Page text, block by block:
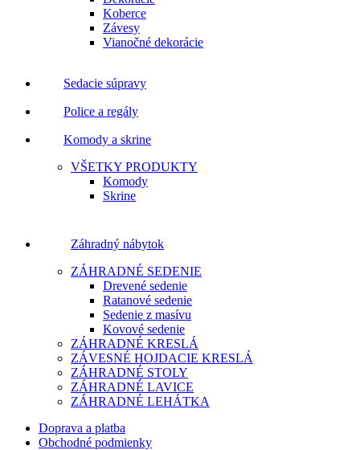
Koberce
Závesy
Vianočné dekorácie
Sedacie súpravy
Police a regály
Komody a skrine
VŠETKY PRODUKTY
Komody
Skrine
Záhradný nábytok
ZÁHRADNÉ SEDENIE
Drevené sedenie
Ratanové sedenie
Sedenie z masívu
Kovové sedenie
ZÁHRADNÉ KRESLÁ
ZÁVESNÉ HOJDACIE KRESLÁ
ZÁHRADNÉ STOLY
ZÁHRADNÉ LAVICE
ZÁHRADNÉ LEHÁTKA
Doprava a platba
Obchodné podmienky